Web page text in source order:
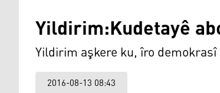
Yildirim:Kudetayê
Yildirim aşkere ku, îro
2016-08-13 08:43